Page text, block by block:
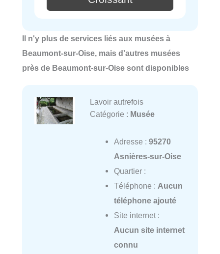
Il n'y plus de services liés aux musées à
Beaumont-sur-Oise, mais d'autres musées
près de Beaumont-sur-Oise sont disponibles
Lavoir autrefois
Catégorie : Musée
Adresse : 95270
Asnières-sur-Oise
Quartier :
Téléphone : Aucun
téléphone ajouté
Site internet :
Aucun site internet
connu